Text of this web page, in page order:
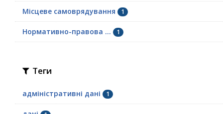
Місцеве самоврядування 1
Нормативно-правова ... 1
Теги
адміністративні дані 1